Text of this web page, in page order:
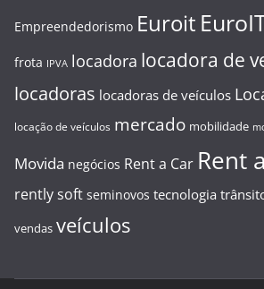
Empreendedorismo Euroit
frota IPVA locadora locadora de
locadoras locadoras de veículos
locação de veículos mercado mobilidade
Movida negócios Rent a Car Rent
rently soft seminovos tecnologia
vendas veículos